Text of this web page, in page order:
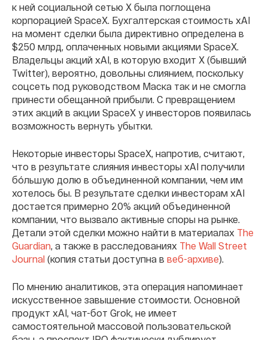
к ней социальной сетью X была поглощена
корпорацией SpaceX. Бухгалтерская стоимость xAI
на момент сделки была директивно определена в
$250 млрд, оплаченных новыми акциями SpaceX.
Владельцы акций xAI, в которую входит X (бывший
Twitter), вероятно, довольны слиянием, поскольку
соцсеть под руководством Маска так и не смогла
принести обещанной прибыли. С превращением
этих акций в акции SpaceX у инвесторов появилась
возможность вернуть убытки.
Некоторые инвесторы SpaceX, напротив, считают,
что в результате слияния инвесторы xAI получили
бóльшую долю в объединенной компании, чем им
хотелось бы. В результате сделки инвесторам xAI
достается примерно 20% акций объединенной
компании, что вызвало активные споры на рынке.
Детали этой сделки можно найти в материалах The
Guardian, а также в расследованиях The Wall Street
Journal (копия статьи доступна в веб-архиве).
По мнению аналитиков, эта операция напоминает
искусственное завышение стоимости. Основной
продукт xAI, чат-бот Grok, не имеет
самостоятельной массовой пользовательской